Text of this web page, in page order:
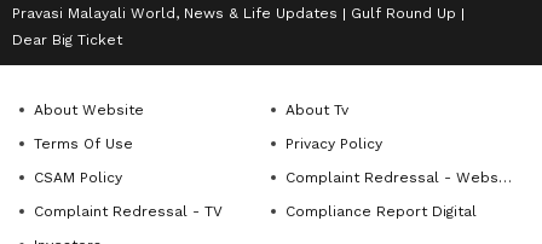
Pravasi Malayali World, News & Life Updates
Gulf Round Up
Dear Big Ticket
About Website
About Tv
Terms Of Use
Privacy Policy
CSAM Policy
Complaint Redressal - Website
Complaint Redressal - TV
Compliance Report Digital